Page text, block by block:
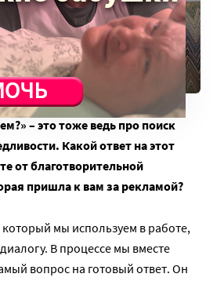
– это тоже ведь про поиск
Какой ответ на этот
от благотворительной
пришла к вам за рекламой?
мы используем в работе,
В процессе мы вместе
вопрос на готовый ответ. Он